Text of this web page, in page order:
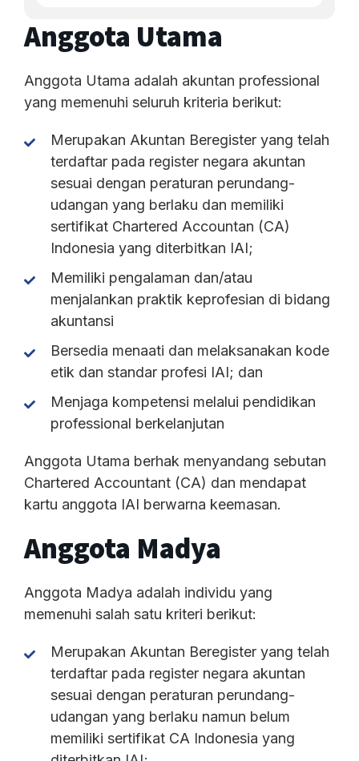
Anggota Utama
Anggota Utama adalah akuntan professional
yang memenuhi seluruh kriteria berikut:
Merupakan Akuntan Beregister yang telah
terdaftar pada register negara akuntan
sesuai dengan peraturan perundang-
udangan yang berlaku dan memiliki
sertifikat Chartered Accountan (CA)
Indonesia yang diterbitkan IAI;
Memiliki pengalaman dan/atau
menjalankan praktik keprofesian di bidang
akuntansi
Bersedia menaati dan melaksanakan kode
etik dan standar profesi IAI; dan
Menjaga kompetensi melalui pendidikan
professional berkelanjutan
Anggota Utama berhak menyandang sebutan
Chartered Accountant (CA) dan mendapat
kartu anggota IAI berwarna keemasan.​
Anggota Madya
Anggota Madya adalah individu yang
memenuhi salah satu kriteri berikut:
Merupakan Akuntan Beregister yang telah
terdaftar pada register negara akuntan
sesuai dengan peraturan perundang-
udangan yang berlaku namun belum
memiliki sertifikat CA Indonesia yang